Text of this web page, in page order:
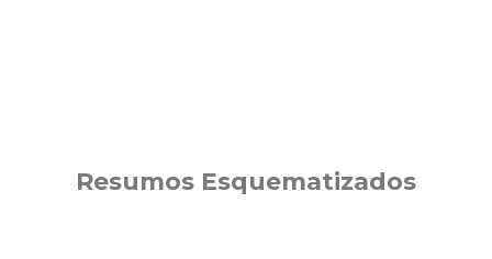
Resumos Esquematizados